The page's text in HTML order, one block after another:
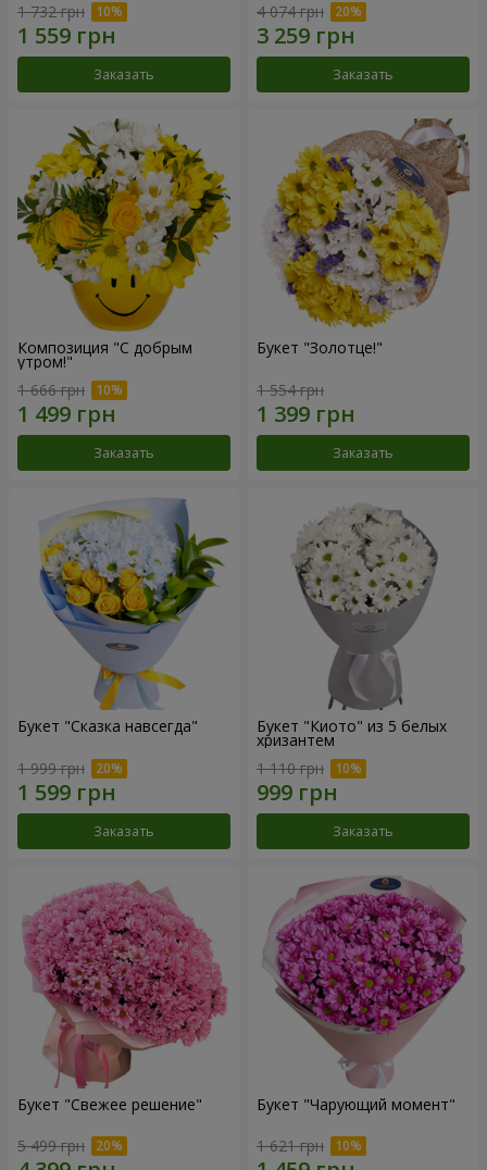
1 732 грн
Заказать
4 074 грн
Заказать
Композиция "С добрым
утром!"
1 666 грн
Заказать
Букет "Золотце!"
1 554 грн
Заказать
Букет "Сказка навсегда"
1 999 грн
Заказать
Букет "Киото" из 5 белых
хризантем
1 110 грн
Заказать
Букет "Свежее решение"
5 499 грн
Букет "Чарующий момент"
1 621 грн